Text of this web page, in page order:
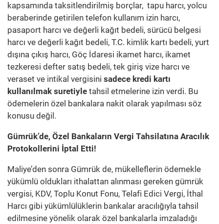
kapsamında taksitlendirilmiş borçlar, tapu harcı, yolcu
beraberinde getirilen telefon kullanım izin harcı,
pasaport harcı ve değerli kağıt bedeli, sürücü belgesi
harcı ve değerli kağıt bedeli, T.C. kimlik kartı bedeli, yurt
dışına çıkış harcı, Göç İdaresi ikamet harcı, ikamet
tezkeresi defter satış bedeli, tek giriş vize harcı ve
veraset ve intikal vergisini sadece kredi kartı
kullanılmak suretiyle tahsil etmelerine izin verdi. Bu
ödemelerin özel bankalara nakit olarak yapılması söz
konusu değil.
Gümrük’de, Özel Bankaların Vergi Tahsilatına Aracılık
Protokollerini İptal Etti!
Maliye’den sonra Gümrük de, mükelleflerin ödemekle
yükümlü oldukları ithalattan alınması gereken gümrük
vergisi, KDV, Toplu Konut Fonu, Telafi Edici Vergi, İthal
Harcı gibi yükümlülüklerin bankalar aracılığıyla tahsil
edilmesine yönelik olarak özel bankalarla imzaladığı